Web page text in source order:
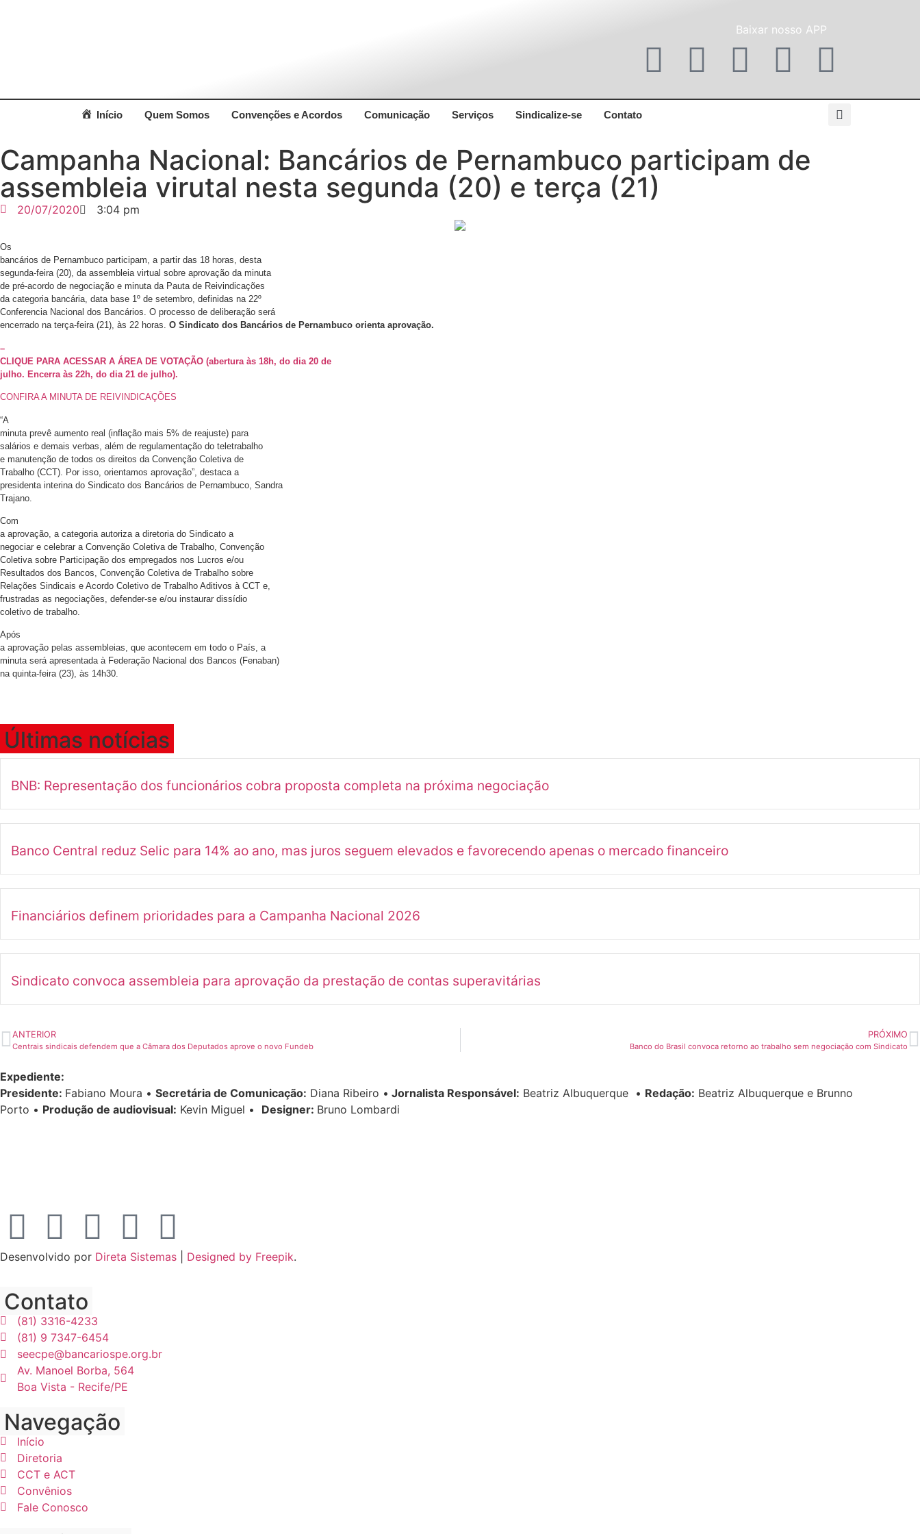
Baixar nosso APP
Início Quem Somos Convenções e Acordos Comunicação Serviços Sindicalize-se Contato
Campanha Nacional: Bancários de Pernambuco participam de
assembleia virutal nesta segunda (20) e terça (21)
20/07/2020 3:04 pm
Os
bancários de Pernambuco participam, a partir das 18 horas, desta
segunda-feira (20), da assembleia virtual sobre aprovação da minuta
de pré-acordo de negociação e minuta da Pauta de Reivindicações
da categoria bancária, data base 1º de setembro, definidas na 22º
Conferencia Nacional dos Bancários. O processo de deliberação será
encerrado na terça-feira (21), às 22 horas. O Sindicato dos Bancários de Pernambuco orienta aprovação.
–
CLIQUE PARA ACESSAR A ÁREA DE VOTAÇÃO (abertura às 18h, do dia 20 de
julho. Encerra às 22h, do dia 21 de julho).
CONFIRA A MINUTA DE REIVINDICAÇÕES
“A
minuta prevê aumento real (inflação mais 5% de reajuste) para
salários e demais verbas, além de regulamentação do teletrabalho
e manutenção de todos os direitos da Convenção Coletiva de
Trabalho (CCT). Por isso, orientamos aprovação”, destaca a
presidenta interina do Sindicato dos Bancários de Pernambuco, Sandra
Trajano.
Com
a aprovação, a categoria autoriza a diretoria do Sindicato a
negociar e celebrar a Convenção Coletiva de Trabalho, Convenção
Coletiva sobre Participação dos empregados nos Lucros e/ou
Resultados dos Bancos, Convenção Coletiva de Trabalho sobre
Relações Sindicais e Acordo Coletivo de Trabalho Aditivos à CCT e,
frustradas as negociações, defender-se e/ou instaurar dissídio
coletivo de trabalho.
Após
a aprovação pelas assembleias, que acontecem em todo o País, a
minuta será apresentada à Federação Nacional dos Bancos (Fenaban)
na quinta-feira (23), às 14h30.
Últimas notícias
BNB: Representação dos funcionários cobra proposta completa na próxima negociação
Banco Central reduz Selic para 14% ao ano, mas juros seguem elevados e favorecendo apenas o mercado financeiro
Financiários definem prioridades para a Campanha Nacional 2026
Sindicato convoca assembleia para aprovação da prestação de contas superavitárias
ANTERIOR
Centrais sindicais defendem que a Câmara dos Deputados aprove o novo Fundeb
PRÓXIMO
Banco do Brasil convoca retorno ao trabalho sem negociação com Sindicato
Expediente:
Presidente: Fabiano Moura • Secretária de Comunicação: Diana Ribeiro • Jornalista Responsável: Beatriz Albuquerque • Redação: Beatriz Albuquerque e Brunno
Porto • Produção de audiovisual: Kevin Miguel • Designer: Bruno Lombardi
Desenvolvido por Direta Sistemas Designed by Freepik.
Contato
(81) 3316-4233
(81) 9 7347-6454
seecpe@bancariospe.org.br
Av. Manoel Borba, 564
Boa Vista - Recife/PE
Navegação
Início
Diretoria
CCT e ACT
Convênios
Fale Conosco